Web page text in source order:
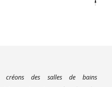
créons des salles de bains